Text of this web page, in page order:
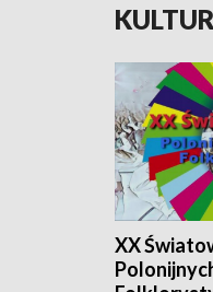
XX